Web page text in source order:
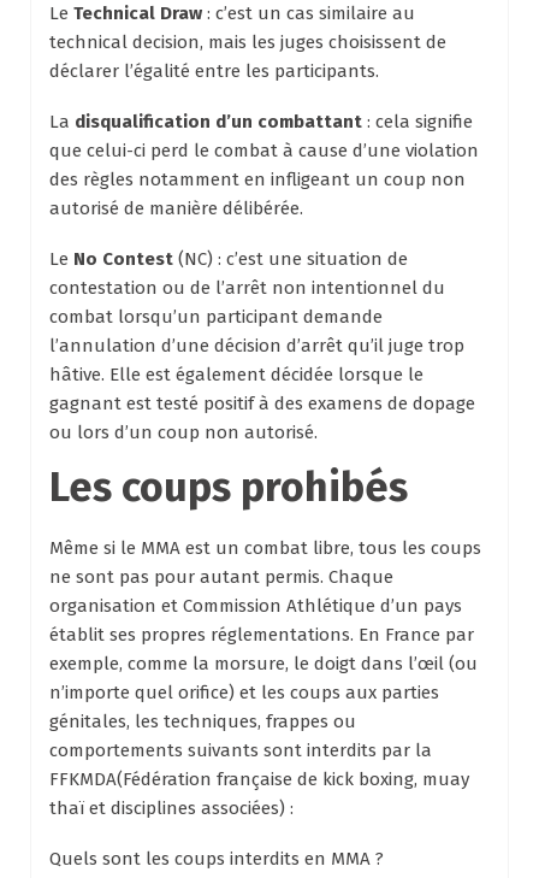
Le Technical Draw : c’est un cas similaire au
technical decision, mais les juges choisissent de
déclarer l’égalité entre les participants.
La disqualification d’un combattant : cela signifie
que celui-ci perd le combat à cause d’une violation
des règles notamment en infligeant un coup non
autorisé de manière délibérée.
Le No Contest (NC) : c’est une situation de
contestation ou de l’arrêt non intentionnel du
combat lorsqu’un participant demande
l’annulation d’une décision d’arrêt qu’il juge trop
hâtive. Elle est également décidée lorsque le
gagnant est testé positif à des examens de dopage
ou lors d’un coup non autorisé.
Les coups prohibés
Même si le MMA est un combat libre, tous les coups
ne sont pas pour autant permis. Chaque
organisation et Commission Athlétique d’un pays
établit ses propres réglementations. En France par
exemple, comme la morsure, le doigt dans l’œil (ou
n’importe quel orifice) et les coups aux parties
génitales, les techniques, frappes ou
comportements suivants sont interdits par la
FFKMDA(Fédération française de kick boxing, muay
thaï et disciplines associées) :
Quels sont les coups interdits en MMA ?